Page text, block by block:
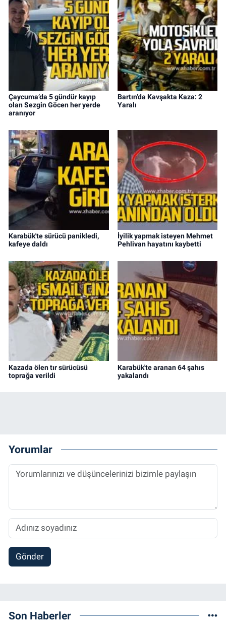
Çaycuma’da 5 gündür kayıp
olan Sezgin Göcen her yerde
aranıyor
Bartın’da Kavşakta Kaza: 2
Yaralı
Karabük'te sürücü panikledi,
kafeye daldı
İyilik yapmak isteyen Mehmet
Pehlivan hayatını kaybetti
Kazada ölen tır sürücüsü
toprağa verildi
Karabük'te aranan 64 şahıs
yakalandı
Yorumlar
Gönder
Son Haberler